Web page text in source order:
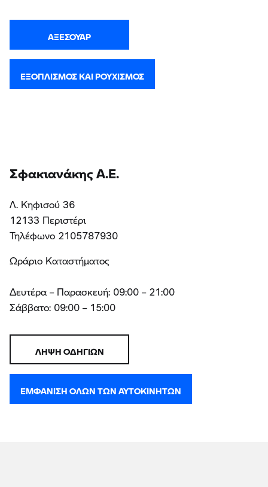
ΑΞΕΣΟΥΆΡ
ΕΞΟΠΛΙΣΜΌΣ ΚΑΙ ΡΟΥΧΙΣΜΌΣ
Σφακιανάκης Α.Ε.
Λ. Κηφισού 36
12133 Περιστέρι
Τηλέφωνο 2105787930
Ωράριο Καταστήματος
Δευτέρα – Παρασκευή: 09:00 – 21:00
Σάββατο: 09:00 – 15:00
ΛΉΨΗ ΟΔΗΓΙΏΝ
ΕΜΦΆΝΙΣΗ ΌΛΩΝ ΤΩΝ ΑΥΤΟΚΙΝΉΤΩΝ